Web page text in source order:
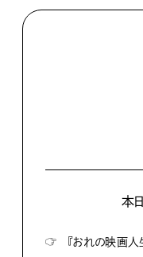
本
☞
『おれの映画人